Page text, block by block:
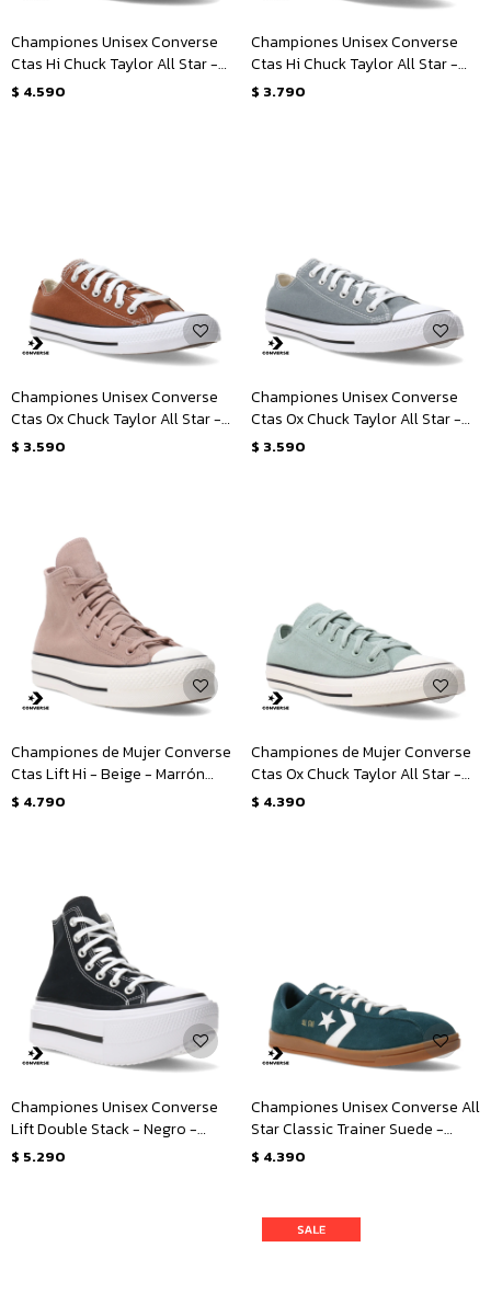
Championes Unisex Converse
Ctas Hi Chuck Taylor All Star -
Marrón - Blanco
$ 4.590
Championes Unisex Converse
Ctas Hi Chuck Taylor All Star -
Gris
$ 3.790
Championes Unisex Converse
Ctas Ox Chuck Taylor All Star -
Marrón - Blanco
$ 3.590
Championes Unisex Converse
Ctas Ox Chuck Taylor All Star -
Gris - Blanco
$ 3.590
Championes de Mujer Converse
Ctas Lift Hi - Beige - Marrón
Tierra
$ 4.790
Championes de Mujer Converse
Ctas Ox Chuck Taylor All Star -
Verde - Blanco
$ 4.390
Championes Unisex Converse
Lift Double Stack - Negro -
Blanco
$ 5.290
Championes Unisex Converse All
Star Classic Trainer Suede -
Verde
$ 4.390